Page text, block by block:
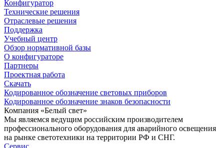
Конфигуратор
Технические решения
Отраслевые решения
Поддержка
Учебный центр
Обзор нормативной базы
О конфигураторе
Партнеры
Проектная работа
Скачать
Кодированное обозначение световых приборов
Кодированное обозначение знаков безопасности
Компания «Белый свет»
Мы являемся ведущим российским производителем
профессионального оборудования для аварийного освещения
на рынке светотехники на территории РФ и СНГ.
Сервис